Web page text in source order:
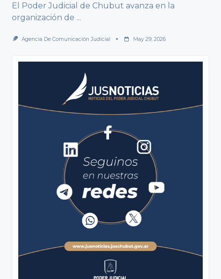
El Poder Judicial de Chubut avanza en la
organización de ...
Agencia De Comunicación Judicial May 29, 2026